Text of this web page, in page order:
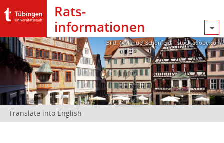
Rats­
informationen
Bild: @Manuel Schönfeld – stock.adobe.com
Translate into English